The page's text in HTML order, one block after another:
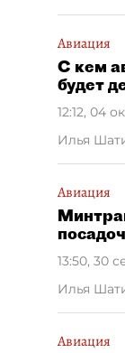
Авиация
С кем
будет
12:12, 04
Илья
Авиация
13:50, 30
Илья
Авиация